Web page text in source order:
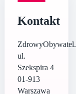
Kontakt
ul.
Szekspira 4
01-913
Warszawa